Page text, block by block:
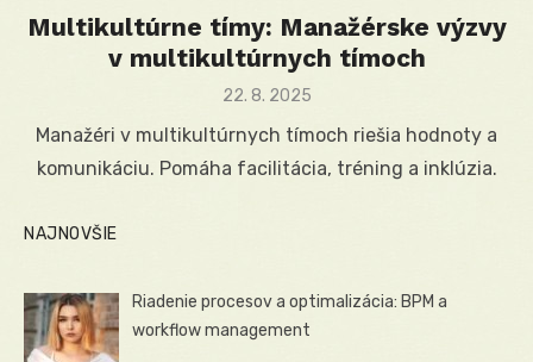
Multikultúrne tímy: Manažérske výzvy
v multikultúrnych tímoch
Posted
22. 8. 2025
Manažéri v multikultúrnych tímoch riešia hodnoty a
komunikáciu. Pomáha facilitácia, tréning a inklúzia.
NAJNOVŠIE
Riadenie procesov a optimalizácia: BPM a
workflow management